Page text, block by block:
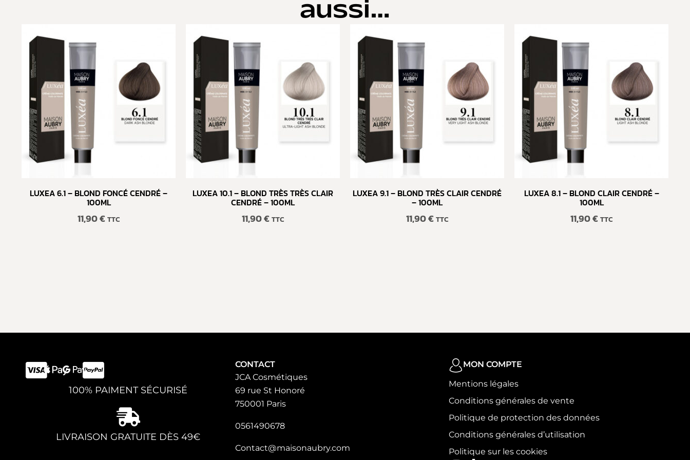
aussi…
LUXEA 6.1 – BLOND FONCÉ CENDRÉ –
100ML
11,90€ TTC
LUXEA 10.1 – BLOND TRÈS TRÈS CLAIR
CENDRÉ – 100ML
11,90€ TTC
LUXEA 9.1 – BLOND TRÈS CLAIR CENDRÉ
– 100ML
11,90€ TTC
LUXEA 8.1 – BLOND CLAIR CENDRÉ –
100ML
11,90€ TTC
100% PAIMENT SÉCURISÉ
LIVRAISON GRATUITE DÈS 49€
CONTACT
JCA Cosmétiques
69 rue St Honoré
750001 Paris
0561490678
Contact@maisonaubry.com
MON COMPTE
Mentions légales
Conditions générales de vente
Politique de protection des données
Conditions générales d’utilisation
Politique sur les cookies